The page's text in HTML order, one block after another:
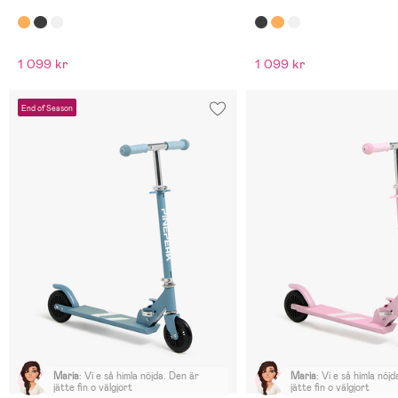
1 099 kr 1 099 kr
End of Season
Maria: Vi e så himla nöjda. Den är
jätte fin o välgjort
Maria: Vi e så himla
jätte fin o välgjort